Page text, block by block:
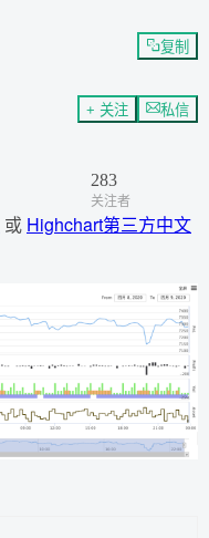
复制
+ 关注 私信
283
关注者
或 Highchart第三方中文